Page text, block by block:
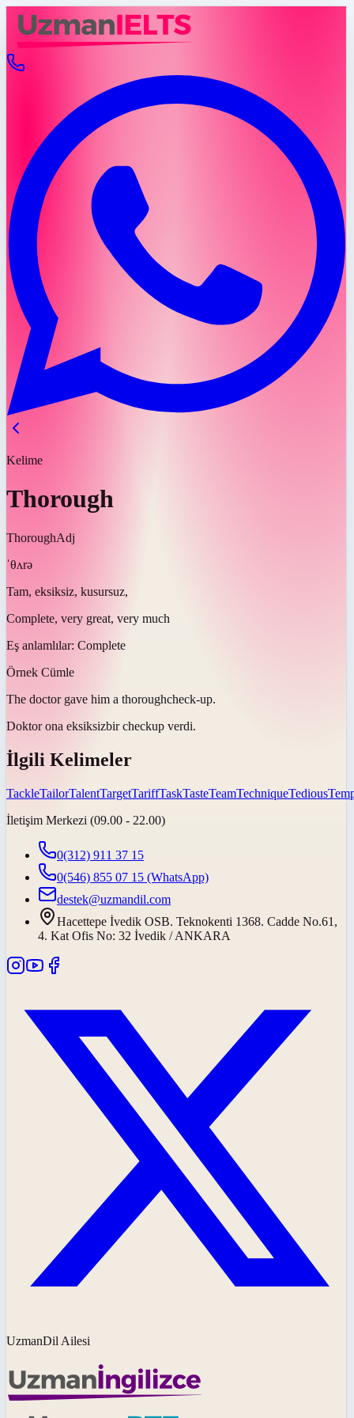
Kelime
Thorough
ThoroughAdj
ˈθʌrə
Tam, eksiksiz, kusursuz,
Complete, very great, very much
Eş anlamlılar: Complete
Örnek Cümle
The doctor gave him a thoroughcheck-up.
Doktor ona eksiksizbir checkup verdi.
İlgili Kelimeler
TackleTailorTalentTargetTariffTaskTasteTeamTechniqueTedious
İletişim Merkezi (09.00 - 22.00)
0(312) 911 37 15
0(546) 855 07 15 (WhatsApp)
destek@uzmandil.com
Hacettepe İvedik OSB. Teknokenti 1368. Cadde No.61,
4. Kat Ofis No: 32 İvedik / ANKARA
UzmanDil Ailesi